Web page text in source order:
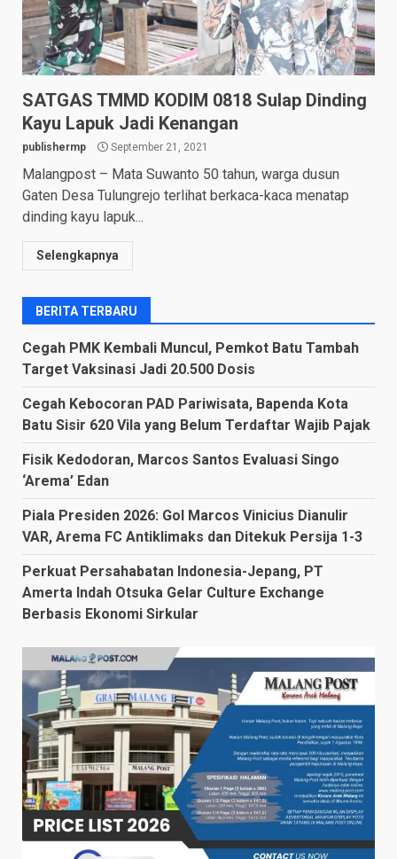
SATGAS TMMD KODIM 0818 Sulap Dinding
Kayu Lapuk Jadi Kenangan
publishermp September 21, 2021
Malangpost – Mata Suwanto 50 tahun, warga dusun
Gaten Desa Tulungrejo terlihat berkaca-kaca menatap
dinding kayu lapuk...
Selengkapnya
BERITA TERBARU
Cegah PMK Kembali Muncul, Pemkot Batu Tambah
Target Vaksinasi Jadi 20.500 Dosis
Cegah Kebocoran PAD Pariwisata, Bapenda Kota
Batu Sisir 620 Vila yang Belum Terdaftar Wajib Pajak
Fisik Kedodoran, Marcos Santos Evaluasi Singo
‘Arema’ Edan
Piala Presiden 2026: Gol Marcos Vinicius Dianulir
VAR, Arema FC Antiklimaks dan Ditekuk Persija 1-3
Perkuat Persahabatan Indonesia-Jepang, PT
Amerta Indah Otsuka Gelar Culture Exchange
Berbasis Ekonomi Sirkular